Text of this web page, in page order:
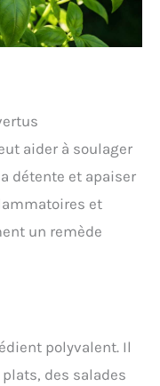
aider à soulager
détente et apaiser
et
un remède
polyvalent. Il
des salades